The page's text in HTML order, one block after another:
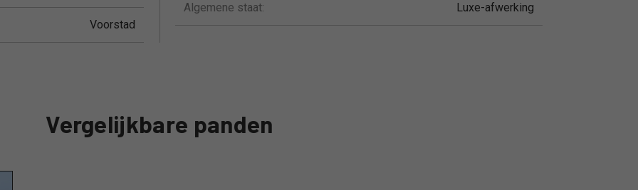
Voorstad
Algemene staat: Luxe-afwerking
Vergelijkbare panden